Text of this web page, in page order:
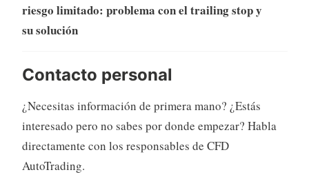
riesgo limitado: problema con el trailing stop y
su solución
Contacto personal
¿Necesitas información de primera mano? ¿Estás
interesado pero no sabes por donde empezar? Habla
directamente con los responsables de CFD
AutoTrading.